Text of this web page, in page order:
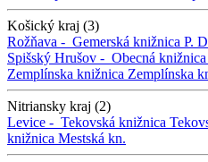
Košický kraj (3)
Rožňava - Gemerská knižnica P.
Spišský Hrušov - Obecná knižnica
Zemplínska knižnica Zemplínska
Nitriansky kraj (2)
Levice - Tekovská knižnica
knižnica Mestská kn.